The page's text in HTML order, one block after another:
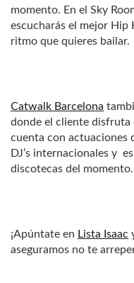
momento. En el Sky
escucharás el mejor Hip
ritmo que quieres bailar.
Catwalk Barcelona
donde el cliente disfruta
cuenta con actuaciones
DJ’s internacionales y
discotecas del momento.
¡Apúntate en Lista Isaac
aseguramos no te